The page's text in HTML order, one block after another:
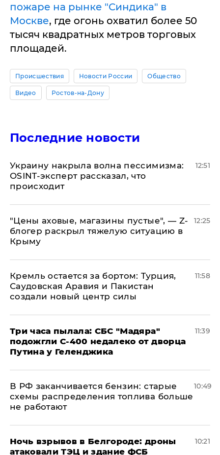
пожаре на рынке "Синдика" в
Москве, где огонь охватил более 50
тысяч квадратных метров торговых
площадей.
Происшествия Новости России Общество
Видео Ростов-на-Дону
Последние новости
​Украину накрыла волна пессимизма:
OSINT-эксперт рассказал, что
происходит
12:51
​"Цены аховые, магазины пустые", — Z-
блогер раскрыл тяжелую ситуацию в
Крыму
12:25
​Кремль остается за бортом: Турция,
Саудовская Аравия и Пакистан
создали новый центр силы
11:58
Три часа пылала: СБС "Мадяра"
подожгли С-400 недалеко от дворца
Путина у Геленджика
11:39
​В РФ заканчивается бензин: старые
схемы распределения топлива больше
не работают
10:49
​Ночь взрывов в Белгороде: дроны
атаковали ТЭЦ и здание ФСБ
10:21